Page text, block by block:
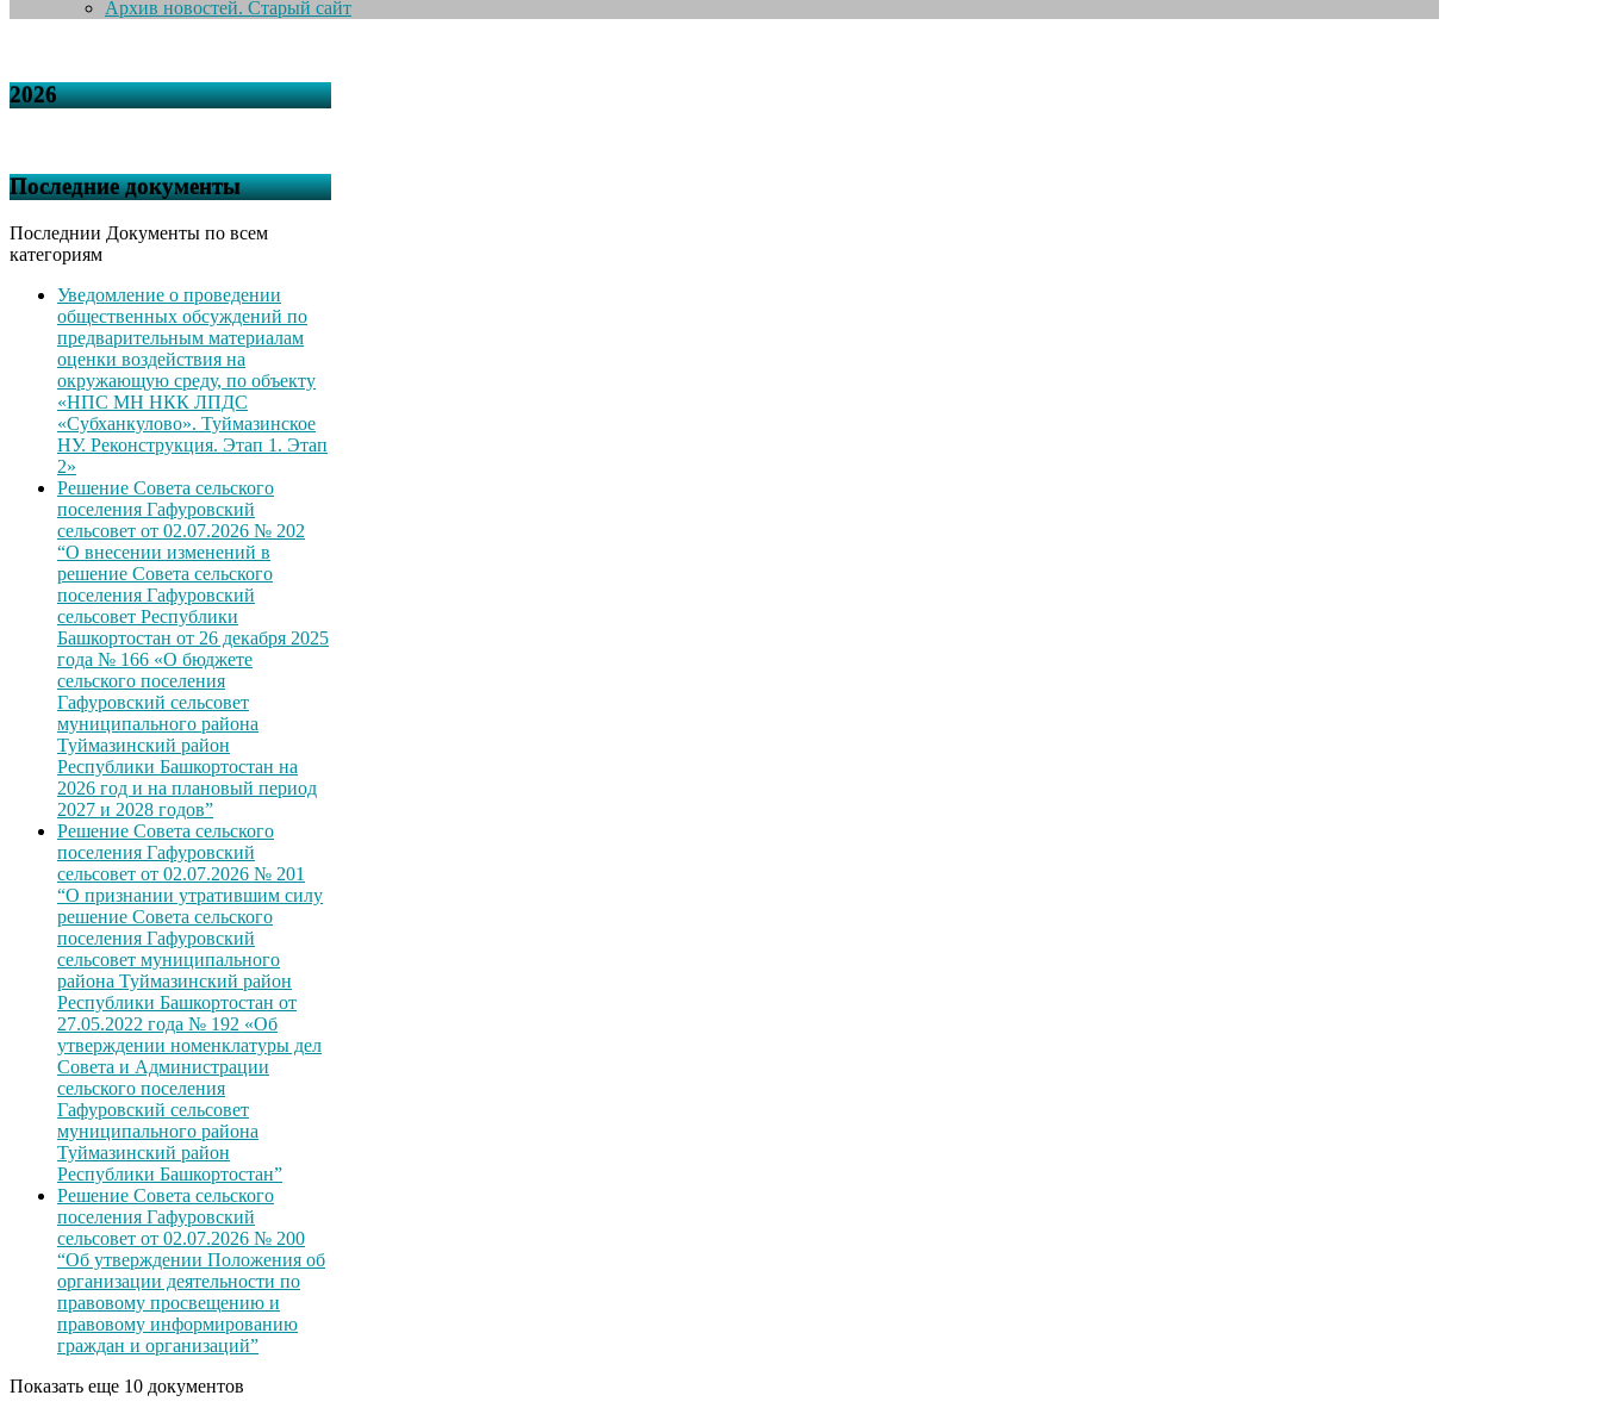
Архив новостей. Старый сайт
2026
Последние документы
Последнии Документы по всем
категориям
Уведомление о проведении
общественных обсуждений по
предварительным материалам
оценки воздействия на
окружающую среду, по объекту
«НПС МН НКК ЛПДС
«Субханкулово». Туймазинское
НУ. Реконструкция. Этап 1. Этап
2»
Решение Совета сельского
поселения Гафуровский
сельсовет от 02.07.2026 № 202
“О внесении изменений в
решение Совета сельского
поселения Гафуровский
сельсовет Республики
Башкортостан от 26 декабря 2025
года № 166 «О бюджете
сельского поселения
Гафуровский сельсовет
муниципального района
Туймазинский район
Республики Башкортостан на
2026 год и на плановый период
2027 и 2028 годов”
Решение Совета сельского
поселения Гафуровский
сельсовет от 02.07.2026 № 201
“О признании утратившим силу
решение Совета сельского
поселения Гафуровский
сельсовет муниципального
района Туймазинский район
Республики Башкортостан от
27.05.2022 года № 192 «Об
утверждении номенклатуры дел
Совета и Администрации
сельского поселения
Гафуровский сельсовет
муниципального района
Туймазинский район
Республики Башкортостан”
Решение Совета сельского
поселения Гафуровский
сельсовет от 02.07.2026 № 200
“Об утверждении Положения об
организации деятельности по
правовому просвещению и
правовому информированию
граждан и организаций”
Показать еще 10 документов